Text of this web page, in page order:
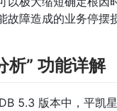
故障造成的业务停摆
析” 功能详解
5.3 版本中，平凯